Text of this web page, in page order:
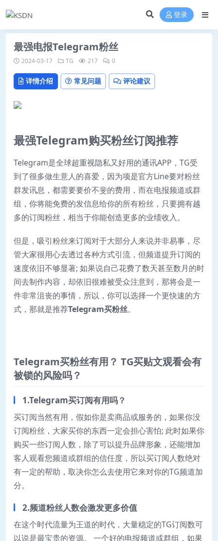
登录
最强电报Telegram粉丝
2024-03-17 TG 217 0
详情介绍 常见问题 评论建议
最强Telegram购买粉丝订阅推荐
Telegram是全球超重视隐私又好用的通讯APP，TG受
到了很多做生意人的喜爱，因为项是官方Line要对粉丝
群发讯息，都需要要价不斐的费用，而在电报频道或群
组，你将能免费的发信息给你的所有粉丝，只要拥有越
多的订阅粉丝，相当于你能创造更多的业绩收入。
但是，吸引粉丝来订阅对于大部分人来说并非易事，尽
管大家很用心去透过各种方式引流，但频道提升订阅的
速度依旧不够显著; 如果说自己花费了数天甚至数月的时
间去制作内容，却依旧很难被受众注意到，那将会是一
件非常沮丧的事情，所以，你可以选择一个更快速的方
式，那就是推荐Telegram买粉丝。
Telegram买粉丝有用？ TG买贴文观看会有
被锁的风险吗？
1.Telegram买订阅有用吗？
买订阅当然有用，假如你是卖商品或服务的，如果你没
订阅粉丝，大家买你的东西一定会担心害怕; 此时如果你
购买一些订阅人数，除了可以提升品牌形象，还能增加
客人观看您频道或群组的信任度，所以买订阅人数绝对
有一定的帮助，取决你怎么去使用它来对你的TG频道加
分。
2.频道粉丝人数会激发更多价值
在这个时代流量为王道的时代，大量稳定的TG订阅数可
以说是最宝贵的资源。 一个好的电报频道或群组，如果